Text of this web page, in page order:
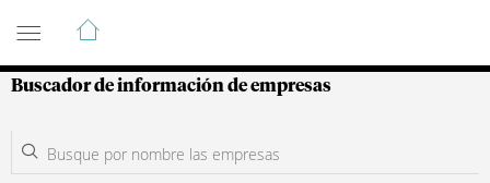
Guía de Empresas Colombianas
Buscador de información de empresas